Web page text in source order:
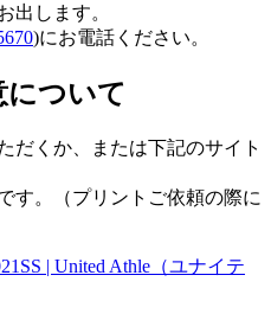
出します。
)にお電話ください。
について
だくか、または下記のサイト
す。（プリントご依頼の際に
| United Athle（ユナイテ